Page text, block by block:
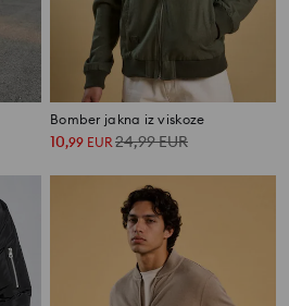
Bomber jakna iz viskoze
10,99 EUR24,99EUR